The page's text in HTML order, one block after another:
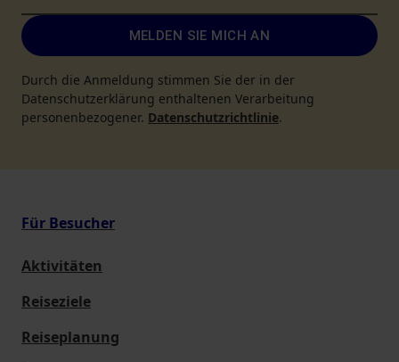
MELDEN SIE MICH AN
Durch die Anmeldung stimmen Sie der in der
Datenschutzerklärung enthaltenen Verarbeitung
personenbezogener. Datenschutzrichtlinie.
Für Besucher
Aktivitäten
Reiseziele
Reiseplanung